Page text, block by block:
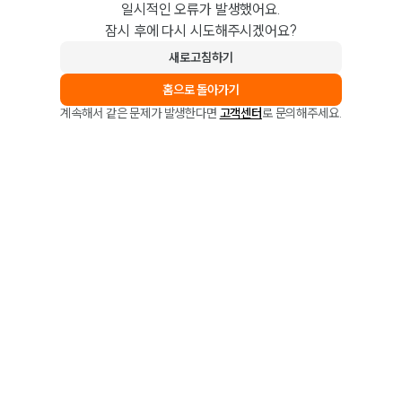
일시적인 오류가 발생했어요.
잠시 후에 다시 시도해주시겠어요?
새로고침하기
홈으로 돌아가기
계속해서 같은 문제가 발생한다면 고객센터로 문의해주세요.